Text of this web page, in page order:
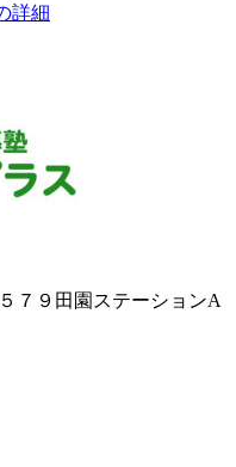
詳細
７９田園ステーションA